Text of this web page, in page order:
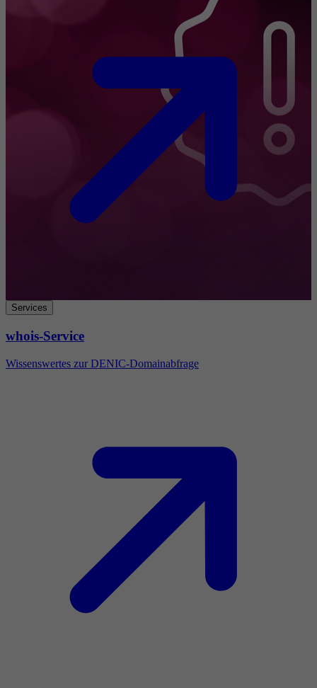
Services
whois-Service
Wissenswertes zur DENIC-Domainabfrage